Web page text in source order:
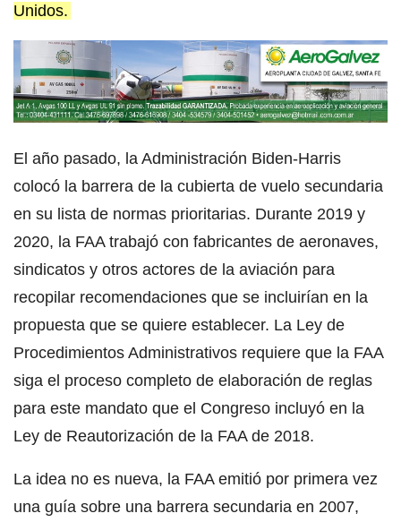
Unidos.
El año pasado, la Administración Biden-Harris
colocó la barrera de la cubierta de vuelo secundaria
en su lista de normas prioritarias. Durante 2019 y
2020, la FAA trabajó con fabricantes de aeronaves,
sindicatos y otros actores de la aviación para
recopilar recomendaciones que se incluirían en la
propuesta que se quiere establecer. La Ley de
Procedimientos Administrativos requiere que la FAA
siga el proceso completo de elaboración de reglas
para este mandato que el Congreso incluyó en la
Ley de Reautorización de la FAA de 2018.
La idea no es nueva, la FAA emitió por primera vez
una guía sobre una barrera secundaria en 2007,